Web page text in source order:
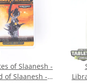
of Slaanesh -
of Slaanesh -